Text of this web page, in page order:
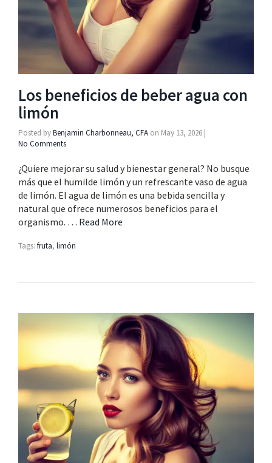
Los beneficios de beber agua con
limón
Posted byBenjamin Charbonneau, CFA on May 13, 2026 |
No Comments
¿Quiere mejorar su salud y bienestar general? No busque
más que el humilde limón y un refrescante vaso de agua
de limón. El agua de limón es una bebida sencilla y
natural que ofrece numerosos beneficios para el
organismo. … Read More
Tags: fruta, limón